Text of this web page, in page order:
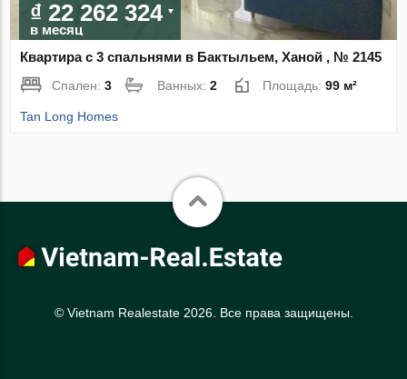
₫ 22 262 324
в месяц
Квартира с 3 спальнями в Бактыльем, Ханой , № 2145
Спален:3 Ванных:2 Площадь:99 м²
Tan Long Homes
© Vietnam Realestate 2026. Все права защищены.